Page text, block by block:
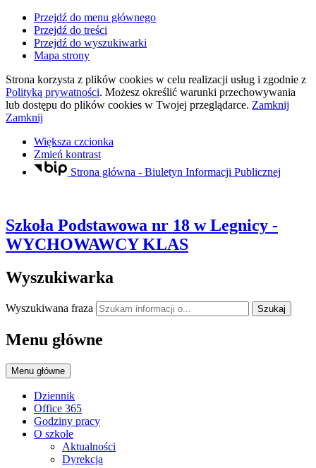
Przejdź do menu głównego
Przejdź do treści
Przejdź do wyszukiwarki
Mapa strony
Strona korzysta z plików cookies w celu realizacji usług i zgodnie z
Polityką prywatności. Możesz określić warunki przechowywania
lub dostępu do plików cookies w Twojej przeglądarce. Zamknij
Zamknij
Większa czcionka
Zmień kontrast
Strona główna - Biuletyn Informacji Publicznej
Szkoła Podstawowa nr 18 w Legnicy -
WYCHOWAWCY KLAS
Wyszukiwarka
Wyszukiwana fraza Szukaj
Menu główne
Menu główne
Dziennik
Office 365
Godziny pracy
O szkole
Aktualności
Dyrekcja